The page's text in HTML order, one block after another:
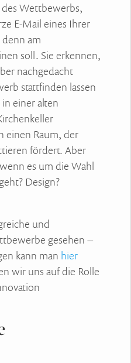
Wettbewerbs,
E-Mail eines Ihrer
am
soll. Sie erkennen,
nachgedacht
stattfinden lassen
einer alten
einen Raum, der
fördert. Aber
es um die Wahl
Design?
und
gesehen –
kann man hier
wir uns auf die Rolle